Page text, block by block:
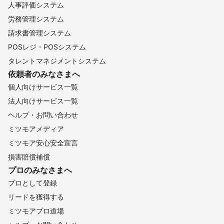
人事評価システム
労務管理システム
請求書管理システム
POSレジ・POSシステム
タレントマネジメントシステム
依頼者のみなさまへ
個人向けサービス一覧
法人向けサービス一覧
ヘルプ・お問い合わせ
ミツモアメディア
ミツモア安心安全宣言
損害賠償補償
プロのみなさまへ
プロとして登録
リードを獲得する
ミツモアプロ道場